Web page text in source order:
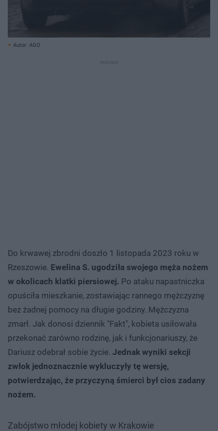
Autor: AGO
Do krwawej zbrodni doszło 1 listopada 2023 roku w
Rzeszowie. Ewelina S. ugodziła swojego męża nożem
w okolicach klatki piersiowej. Po ataku napastniczka
opuściła mieszkanie, zostawiając rannego mężczyznę
bez żadnej pomocy na długie godziny. Mężczyzna
zmarł. Jak donosi dziennik "Fakt", kobieta usiłowała
przekonać zarówno rodzinę, jak i funkcjonariuszy, że
Dariusz odebrał sobie życie. Jednak wyniki sekcji
zwłok jednoznacznie wykluczyły tę wersję,
potwierdzając, że przyczyną śmierci był cios zadany
nożem.
Zabójstwo młodej kobiety w Krakowie